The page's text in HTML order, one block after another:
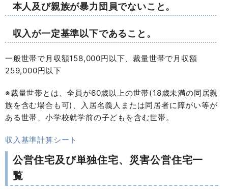
本人及び親族が暴力団員でないこと。
収入が一定基準以下であること。
一般世帯で月収額158,000円以下、裁量世帯で月収額
259,000円以下
※裁量世帯とは、全員が60歳以上の世帯(18歳未満の同居親
族を含む場合も可)、入居名義人または同居者に障がい等が
ある世帯、小学校就学前の子どもを含む世帯。
収入基準計算シート
公営住宅及び単独住宅、災害公営住宅一
覧